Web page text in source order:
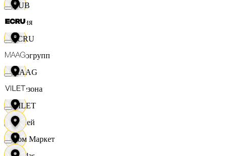
Юлия
Яркогрупп
4 Сезона
7 дней
DUB
ECRU
MAAG
VILET
Хом Маркет